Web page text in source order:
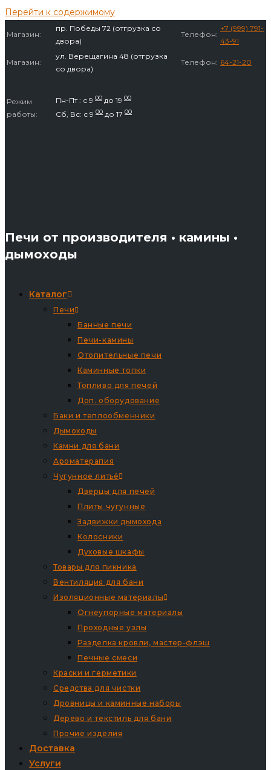
Перейти к содержимому
Магазин:
пр. Победы 72 (отгрузка со
двора)
Телефон:
+7 (999) 791-
43-91
Магазин:
ул. Верещагина 48 (отгрузка
со двора)
Телефон: 64-21-20
Режим
работы:
Пн-Пт : с 9 00 до 19 00
Сб, Вс: с 9 00 до 17 00
Печи от производителя • камины •
дымоходы
Каталог
Печи
Банные печи
Печи-камины
Отопительные печи
Каминные топки
Топливо для печей
Доп. оборудование
Баки и теплообменники
Дымоходы
Камни для бани
Ароматерапия
Чугунное литьё
Дверцы для печей
Плиты чугунные
Задвижки дымохода
Колосники
Духовые шкафы
Товары для пикника
Вентиляция для бани
Изоляционные материалы
Огнеупорные материалы
Проходные узлы
Разделка кровли, мастер-флэш
Печные смеси
Краски и герметики
Средства для чистки
Дровницы и каминные наборы
Дерево и текстиль для бани
Прочие изделия
Доставка
Услуги